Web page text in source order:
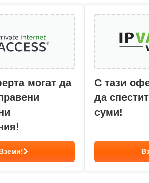
могат да
С тази
да
суми!